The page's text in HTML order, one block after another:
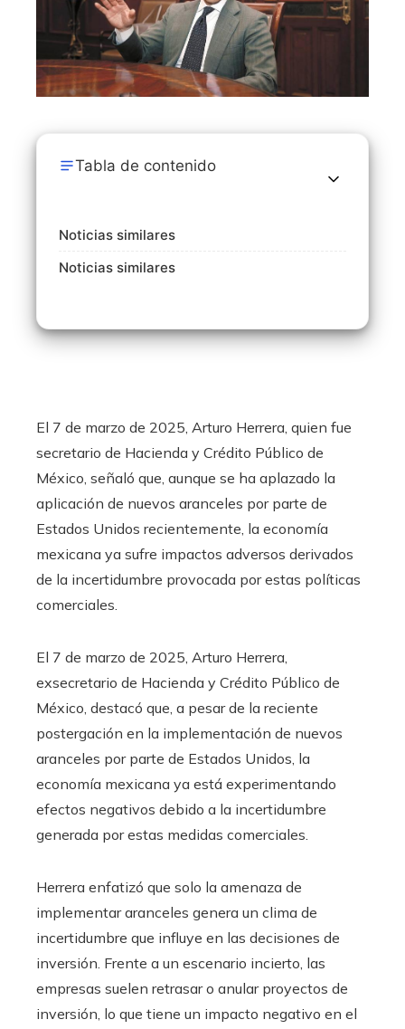
Tabla de contenido
Noticias similares
Noticias similares
​El 7 de marzo de 2025, Arturo Herrera, quien fue
secretario de Hacienda y Crédito Público de
México, señaló que, aunque se ha aplazado la
aplicación de nuevos aranceles por parte de
Estados Unidos recientemente, la economía
mexicana ya sufre impactos adversos derivados
de la incertidumbre provocada por estas políticas
comerciales.
​El 7 de marzo de 2025, Arturo Herrera,
exsecretario de Hacienda y Crédito Público de
México, destacó que, a pesar de la reciente
postergación en la implementación de nuevos
aranceles por parte de Estados Unidos, la
economía mexicana ya está experimentando
efectos negativos debido a la incertidumbre
generada por estas medidas comerciales.
Herrera enfatizó que solo la amenaza de
implementar aranceles genera un clima de
incertidumbre que influye en las decisiones de
inversión. Frente a un escenario incierto, las
empresas suelen retrasar o anular proyectos de
inversión, lo que tiene un impacto negativo en el